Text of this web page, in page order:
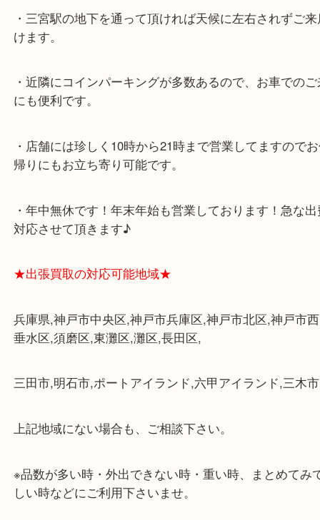
ミント神戸の東側、ダイエー神戸三宮の３階です。
★当店の特徴★
グモール内にあります。
み下さい。
けます。
・近隣にコインパーキングが多数あるので、お車で
にも便利です。
・店舗には珍しく10時から21時まで営業してます
・年中無休です！年末年始も営業しております！
対応させて頂きます♪